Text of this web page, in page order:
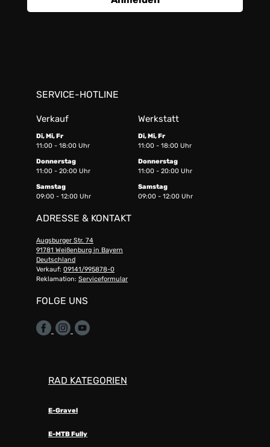
SERVICE-HOTLINE
Verkauf Werkstatt
Di, Mi, Fr
11:00 - 18:00 Uhr
Di, Mi, Fr
11:00 - 18:00 Uhr
Donnerstag
11:00 - 20:00 Uhr
Donnerstag
11:00 - 20:00 Uhr
Samstag
09:00 - 12:00 Uhr
Samstag
09:00 - 12:00 Uhr
ADRESSE & KONTAKT
Augsburger Str. 74
91781 Weißenburg in Bayern
Deutschland
Verkauf: 09141/995878-0
Reklamation: Serviceformular
FOLGE UNS
RAD KATEGORIEN
E-Gravel
E-MTB Fully